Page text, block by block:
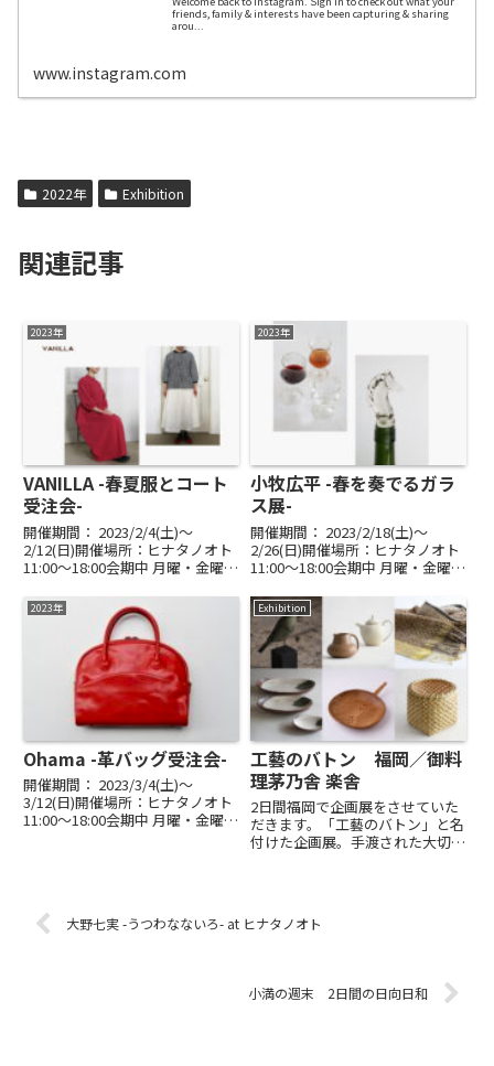
friends, family & interests have been capturing & sharing
arou...
www.instagram.com
2022年 Exhibition
関連記事
2023年
VANILLA -春夏服とコート
受注会-
開催期間： 2023/2/4(土)〜
2/12(日)開催場所：ヒナタノオト
11:00～18:00会期中 月曜・金曜
く、心が弾むデザインと縫製は
VANILLA の服ならではのもの。生
地を多彩に揃えて、春、夏...
2023年
小牧広平 -春を奏でるガラ
ス展-
開催期間： 2023/2/18(土)〜
2/26(日)開催場所：ヒナタノオト
11:00～18:00会期中 月曜・金曜
な景色を心に映し、ガラスを吹く
小牧広平さん。風のそよぎを感じ
させるグラスや器は、使い手の...
2023年
Ohama -革バッグ受注会-
開催期間： 2023/3/4(土)〜
3/12(日)開催場所：ヒナタノオト
11:00～18:00会期中 月曜・金曜休
け...
Exhibition
工藝のバトン 福岡／御料
理茅乃舎 楽舎
2日間福岡で企画展をさせていた
だきます。「工藝のバトン」と名
付けた企画展。手渡された大切な
（久原本家(株)）発祥の地。伊...
大野七実 -うつわなないろ- at ヒナタノオト
小満の週末 2日間の日向日和